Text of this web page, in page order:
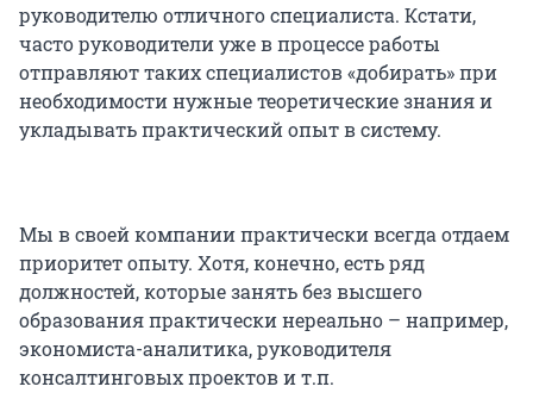
руководителю отличного специалиста. Кстати,
часто руководители уже в процессе работы
отправляют таких специалистов «добирать» при
необходимости нужные теоретические знания и
укладывать практический опыт в систему.
Мы в своей компании практически всегда отдаем
приоритет опыту. Хотя, конечно, есть ряд
должностей, которые занять без высшего
образования практически нереально – например,
экономиста-аналитика, руководителя
консалтинговых проектов и т.п.